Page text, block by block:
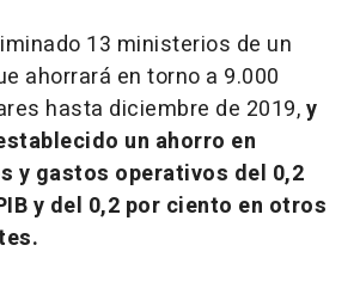
13 ministerios de un
ahorrará en torno a 9.000
hasta diciembre de 2019,y
un ahorro en
y gastos operativos del 0,2
y del 0,2 por ciento en otros